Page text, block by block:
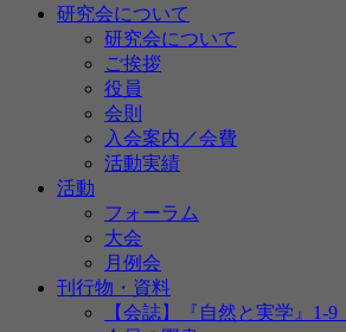
研究会について
研究会について
ご挨拶
役員
会則
入会案内／会費
活動実績
活動
フォーラム
大会
月例会
刊行物・資料
【会誌】『自然と実学』1-9